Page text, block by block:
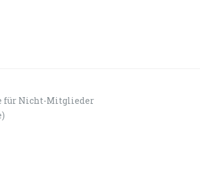
für Nicht-Mitglieder